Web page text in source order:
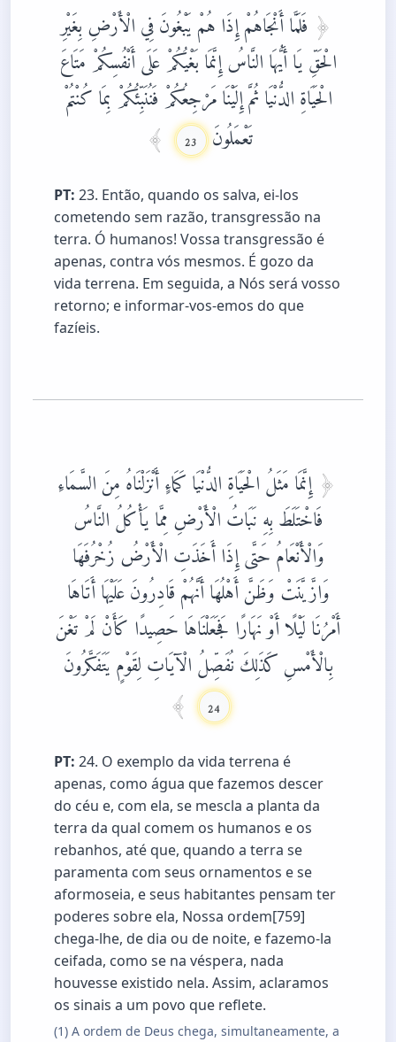
فَلَمَّا أَنْجَاهُمْ إِذَا هُمْ يَبْغُونَ فِي الْأَرْضِ بِغَيْرِ
الْحَقِّ يَا أَيُّهَا النَّاسُ إِنَّمَا بَغْيُكُمْ عَلَى أَنْفُسِكُمْ مَتَاعَ
الْحَيَاةِ الدُّنْيَا ثُمَّ إِلَيْنَا مَرْجِعُكُمْ فَنُنَبِّئُكُمْ بِمَا كُنْتُمْ
تَعْمَلُونَ 23
PT: 23. Então, quando os salva, ei-los
cometendo sem razão, transgressão na
terra. Ó humanos! Vossa transgressão é
apenas, contra vós mesmos. É gozo da
vida terrena. Em seguida, a Nós será vosso
retorno; e informar-vos-emos do que
fazíeis.
إِنَّمَا مَثَلُ الْحَيَاةِ الدُّنْيَا كَمَاءٍ أَنْزَلْنَاهُ مِنَ السَّمَاءِ
فَاخْتَلَطَ بِهِ نَبَاتُ الْأَرْضِ مِمَّا يَأْكُلُ النَّاسُ
وَالْأَنْعَامُ حَتَّى إِذَا أَخَذَتِ الْأَرْضُ زُخْرُفَهَا
وَازَّيَّنَتْ وَظَنَّ أَهْلُهَا أَنَّهُمْ قَادِرُونَ عَلَيْهَا أَتَاهَا
أَمْرُنَا لَيْلًا أَوْ نَهَارًا فَجَعَلْنَاهَا حَصِيدًا كَأَنْ لَمْ تَغْنَ
بِالْأَمْسِ كَذَلِكَ نُفَصِّلُ الْآيَاتِ لِقَوْمٍ يَتَفَكَّرُونَ
24
PT: 24. O exemplo da vida terrena é
apenas, como água que fazemos descer
do céu e, com ela, se mescla a planta da
terra da qual comem os humanos e os
rebanhos, até que, quando a terra se
paramenta com seus ornamentos e se
aformoseia, e seus habitantes pensam ter
poderes sobre ela, Nossa ordem[759]
chega-lhe, de dia ou de noite, e fazemo-la
ceifada, como se na véspera, nada
houvesse existido nela. Assim, aclaramos
os sinais a um povo que reflete.
(1) A ordem de Deus chega, simultaneamente, a